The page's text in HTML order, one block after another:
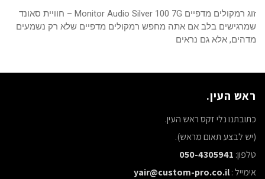
זוג רמקולים מדפיים Monitor Audio Silver 100 7G – חוויית סאונד
שמרגישים בלב אם אתה מחפש רמקולים מדפיים שלא רק נשמעים
מדהים, אלא גם נראים
ראש העין.
כתובתנו נלי זקס ראש העין.
(יש לבצע תאום מראש).
טלפון: 050-4305941
אימייל :yair@custom-pro.co.il